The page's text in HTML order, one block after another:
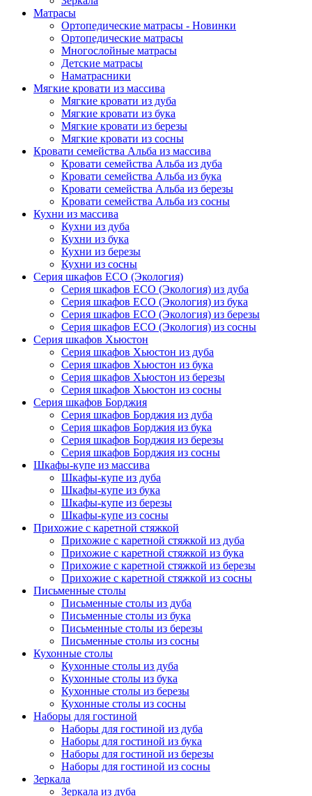
Матрасы
Ортопедические матрасы - Новинки
Ортопедические матрасы
Многослойные матрасы
Детские матрасы
Наматрасники
Мягкие кровати из массива
Мягкие кровати из дуба
Мягкие кровати из бука
Мягкие кровати из березы
Мягкие кровати из сосны
Кровати семейства Альба из массива
Кровати семейства Альба из дуба
Кровати семейства Альба из бука
Кровати семейства Альба из березы
Кровати семейства Альба из сосны
Кухни из массива
Кухни из дуба
Кухни из бука
Кухни из березы
Кухни из сосны
Серия шкафов ECO (Экология)
Серия шкафов ECO (Экология) из дуба
Серия шкафов ECO (Экология) из бука
Серия шкафов ECO (Экология) из березы
Серия шкафов ECO (Экология) из сосны
Серия шкафов Хьюстон
Серия шкафов Хьюстон из дуба
Серия шкафов Хьюстон из бука
Серия шкафов Хьюстон из березы
Серия шкафов Хьюстон из сосны
Серия шкафов Борджия
Серия шкафов Борджия из дуба
Серия шкафов Борджия из бука
Серия шкафов Борджия из березы
Серия шкафов Борджия из сосны
Шкафы-купе из массива
Шкафы-купе из дуба
Шкафы-купе из бука
Шкафы-купе из березы
Шкафы-купе из сосны
Прихожие с каретной стяжкой
Прихожие с каретной стяжкой из дуба
Прихожие с каретной стяжкой из бука
Прихожие с каретной стяжкой из березы
Прихожие с каретной стяжкой из сосны
Письменные столы
Письменные столы из дуба
Письменные столы из бука
Письменные столы из березы
Письменные столы из сосны
Кухонные столы
Кухонные столы из дуба
Кухонные столы из бука
Кухонные столы из березы
Кухонные столы из сосны
Наборы для гостиной
Наборы для гостиной из дуба
Наборы для гостиной из бука
Наборы для гостиной из березы
Наборы для гостиной из сосны
Зеркала
Зеркала из дуба